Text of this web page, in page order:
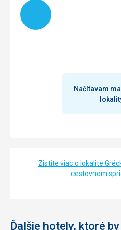
Ubytovanie
Pokoj odpovídal kategorii
úplně dostačující.
Táto recenzia bola preložená
Načítam
Načítavam
Zistite viac o lokalite
cestovnom
Ďalšie hotely, ktoré